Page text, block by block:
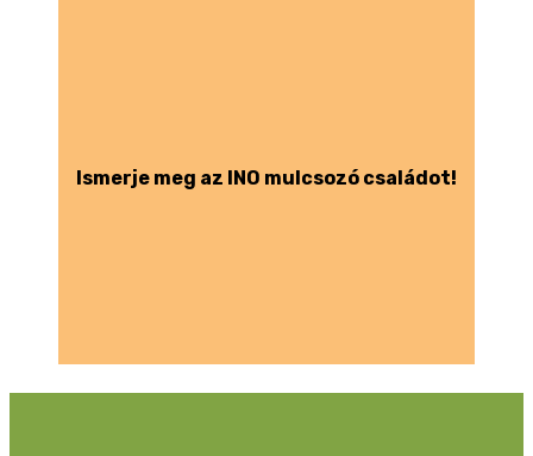
Ismerje meg az INO mulcsozó családot!